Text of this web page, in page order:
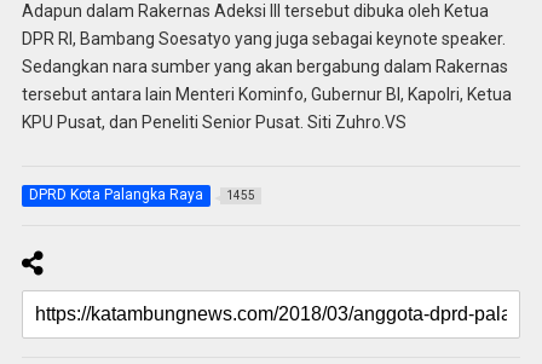
Adapun dalam Rakernas Adeksi III tersebut dibuka oleh Ketua
DPR RI, Bambang Soesatyo yang juga sebagai keynote speaker.
Sedangkan nara sumber yang akan bergabung dalam Rakernas
tersebut antara lain Menteri Kominfo, Gubernur BI, Kapolri, Ketua
KPU Pusat, dan Peneliti Senior Pusat. Siti Zuhro.VS
DPRD Kota Palangka Raya 1455